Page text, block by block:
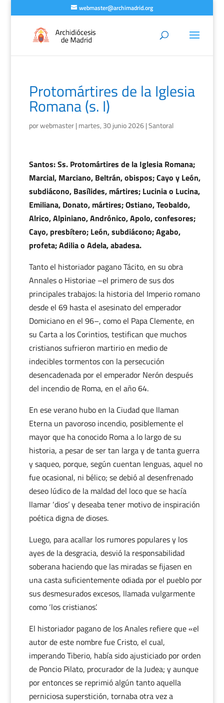
webmaster@archimadrid.org
Protomártires de la Iglesia
Romana (s. I)
porwebmaster| martes, 30 junio 2026|Santoral
Santos: Ss. Protomártires de la Iglesia Romana;
Marcial, Marciano, Beltrán, obispos; Cayo y León,
subdiácono, Basílides, mártires; Lucinia o Lucina,
Emiliana, Donato, mártires; Ostiano, Teobaldo,
Alrico, Alpiniano, Andrónico, Apolo, confesores;
Cayo, presbítero; León, subdiácono; Agabo,
profeta; Adilia o Adela, abadesa.
Tanto el historiador pagano Tácito, en su obra
Annales o Historiae –el primero de sus dos
principales trabajos: la historia del Imperio romano
desde el 69 hasta el asesinato del emperador
Domiciano en el 96–, como el Papa Clemente, en
su Carta a los Corintios, testifican que muchos
cristianos sufrieron martirio en medio de
indecibles tormentos con la persecución
desencadenada por el emperador Nerón después
del incendio de Roma, en el año 64.
En ese verano hubo en la Ciudad que llaman
Eterna un pavoroso incendio, posiblemente el
mayor que ha conocido Roma a lo largo de su
historia, a pesar de ser tan larga y de tanta guerra
y saqueo, porque, según cuentan lenguas, aquel no
fue ocasional, ni bélico; se debió al desenfrenado
deseo lúdico de la maldad del loco que se hacía
llamar ‘dios’ y deseaba tener motivo de inspiración
poética digna de dioses.
Luego, para acallar los rumores populares y los
ayes de la desgracia, desvió la responsabilidad
soberana haciendo que las miradas se fijasen en
una casta suficientemente odiada por el pueblo por
sus desmesurados excesos, llamada vulgarmente
como ‘los cristianos’.
El historiador pagano de los Anales refiere que «el
autor de este nombre fue Cristo, el cual,
imperando Tiberio, había sido ajusticiado por orden
de Poncio Pilato, procurador de la Judea; y aunque
por entonces se reprimió algún tanto aquella
perniciosa superstición, tornaba otra vez a